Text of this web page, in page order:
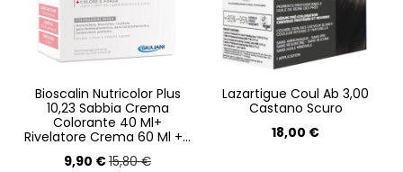
Bioscalin Nutricolor Plus
10,23 Sabbia Crema
Colorante 40 Ml+
Rivelatore Crema 60 Ml +...
9,90 €15,80 €
Lazartigue Coul Ab 3,00
Castano Scuro
18,00 €